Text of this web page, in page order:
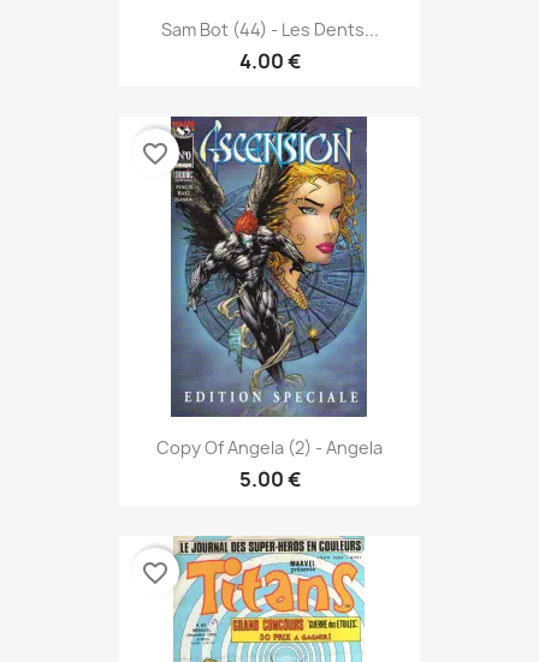
Sam Bot (44) - Les Dents...
4.00 €
Copy Of Angela (2) - Angela
5.00 €
favorite_border
favorite_border